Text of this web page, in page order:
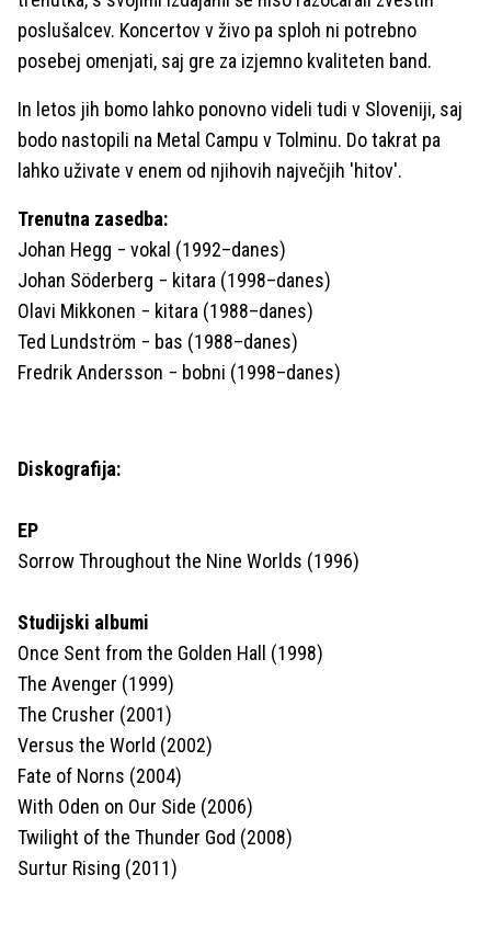
poslušalcev. Koncertov v živo pa sploh ni potrebno
posebej omenjati, saj gre za izjemno kvaliteten band.
In letos jih bomo lahko ponovno videli tudi v Sloveniji, saj
bodo nastopili na Metal Campu v Tolminu. Do takrat pa
lahko uživate v enem od njihovih največjih 'hitov'.
Trenutna zasedba:
Johan Hegg − vokal (1992–danes)
Johan Söderberg − kitara (1998–danes)
Olavi Mikkonen − kitara (1988–danes)
Ted Lundström − bas (1988–danes)
Fredrik Andersson − bobni (1998–danes)
Diskografija:
EP
Sorrow Throughout the Nine Worlds (1996)
Studijski albumi
Once Sent from the Golden Hall (1998)
The Avenger (1999)
The Crusher (2001)
Versus the World (2002)
Fate of Norns (2004)
With Oden on Our Side (2006)
Twilight of the Thunder God (2008)
Surtur Rising (2011)